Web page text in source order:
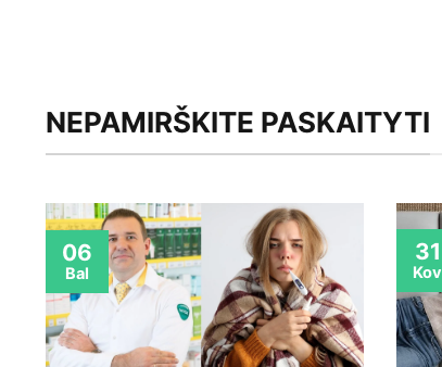
NEPAMIRŠKITE PASKAITYTI
06
Bal
31
Kov